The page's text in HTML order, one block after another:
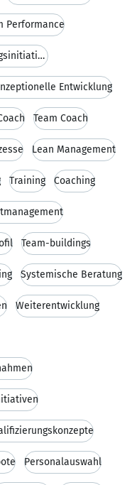
Performance
Steuerung von Unternehmensentwicklungsinitiativen
Entwicklung
Team Coach
Lean Management
Training Coaching
Team-buildings
Systemische Beratung
Weiterentwicklung
Personalauswahl